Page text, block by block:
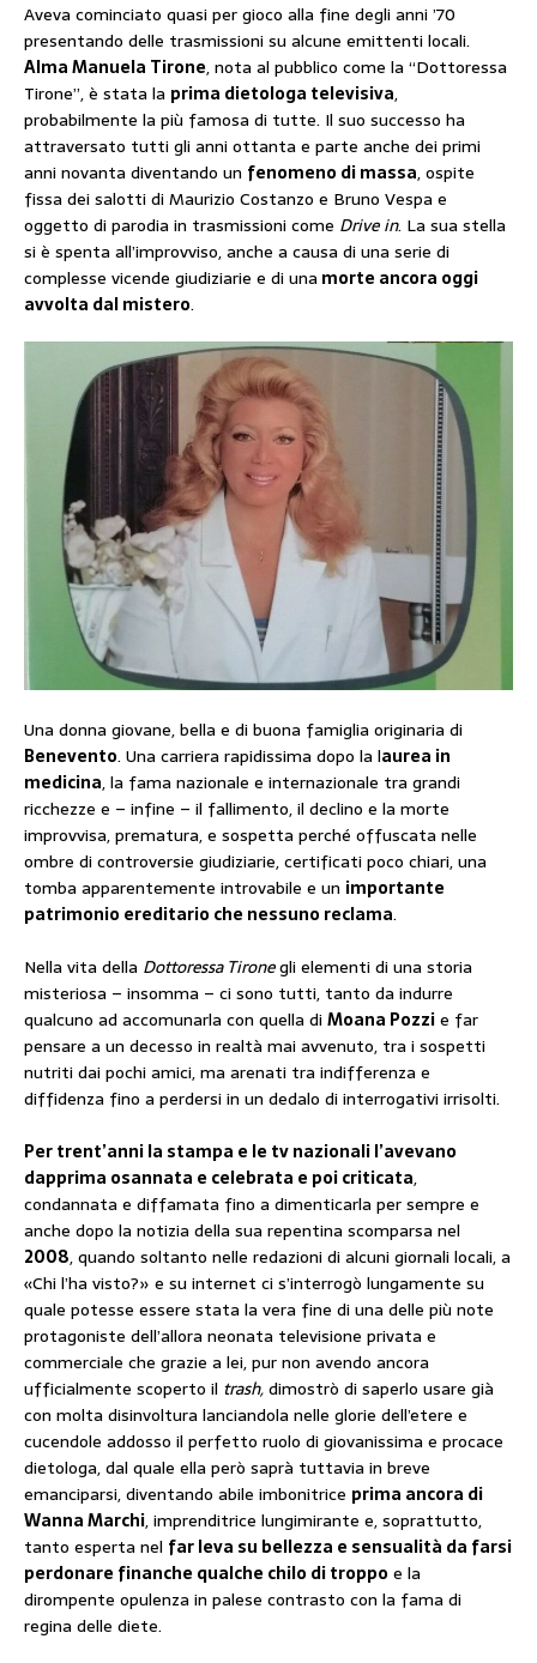
Aveva cominciato quasi per gioco alla fine degli anni ’70
presentando delle trasmissioni su alcune emittenti locali.
Alma Manuela Tirone, nota al pubblico come la “Dottoressa
Tirone”, è stata la prima dietologa televisiva,
probabilmente la più famosa di tutte. Il suo successo ha
attraversato tutti gli anni ottanta e parte anche dei primi
anni novanta diventando un fenomeno di massa, ospite
fissa dei salotti di Maurizio Costanzo e Bruno Vespa e
oggetto di parodia in trasmissioni come Drive in. La sua stella
si è spenta all’improvviso, anche a causa di una serie di
complesse vicende giudiziarie e di una morte ancora oggi
avvolta dal mistero.
Una donna giovane, bella e di buona famiglia originaria di
Benevento. Una carriera rapidissima dopo la laurea in
medicina, la fama nazionale e internazionale tra grandi
ricchezze e – infine – il fallimento, il declino e la morte
improvvisa, prematura, e sospetta perché offuscata nelle
ombre di controversie giudiziarie, certificati poco chiari, una
tomba apparentemente introvabile e un importante
patrimonio ereditario che nessuno reclama.
Nella vita della Dottoressa Tironegli elementi di una storia
misteriosa – insomma – ci sono tutti, tanto da indurre
qualcuno ad accomunarla con quella di Moana Pozzie far
pensare a un decesso in realtà mai avvenuto, tra i sospetti
nutriti dai pochi amici, ma arenati tra indifferenza e
diffidenza fino a perdersi in un dedalo di interrogativi irrisolti.
Per trent’anni la stampa e le tv nazionali l’avevano
dapprima osannata e celebrata e poi criticata,
condannata e diffamata fino a dimenticarla per sempre e
anche dopo la notizia della sua repentina scomparsa nel
2008, quando soltanto nelle redazioni di alcuni giornali locali, a
«Chi l’ha visto?» e su internet ci s’interrogò lungamente su
quale potesse essere stata la vera fine di una delle più note
protagoniste dell’allora neonata televisione privata e
commerciale che grazie a lei, pur non avendo ancora
ufficialmente scoperto il trash,dimostrò di saperlo usare già
con molta disinvoltura lanciandola nelle glorie dell’etere e
cucendole addosso il perfetto ruolo di giovanissima e procace
dietologa, dal quale ella però saprà tuttavia in breve
emanciparsi, diventando abile imbonitrice prima ancora di
Wanna Marchi, imprenditrice lungimirante e, soprattutto,
tanto esperta nel far leva su bellezza e sensualità da farsi
perdonare finanche qualche chilo di troppo e la
dirompente opulenza in palese contrasto con la fama di
regina delle diete.